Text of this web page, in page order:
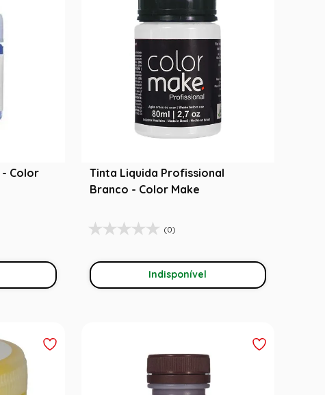
- Color
Tinta Liquida Profissional
Branco - Color Make
(0)
Indisponível